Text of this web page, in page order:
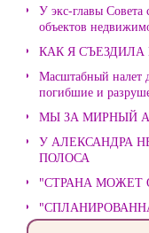
У экс-главы
объектов
КАК Я
Масштабный налет
погибшие и
МЫ ЗА МИРНЫЙ
У АЛЕКСАНДРА
ПОЛОСА
"СТРАНА МОЖЕТ